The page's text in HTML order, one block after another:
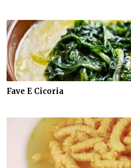
Fave E Cicoria